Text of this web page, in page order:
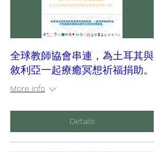
全球教師協會串連，為土耳其與
敘利亞一起療癒冥想祈福捐助。
More info
Details